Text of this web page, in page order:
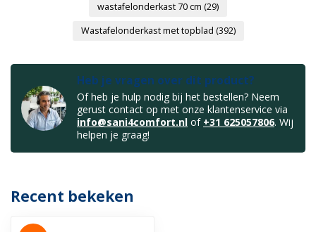
wastafelonderkast 70 cm (29)
Wastafelonderkast met topblad (392)
Heb je vragen over dit product?
Of heb je hulp nodig bij het bestellen? Neem
gerust contact op met onze klantenservice via
info@sani4comfort.nl of +31 625057806. Wij
helpen je graag!
Recent bekeken